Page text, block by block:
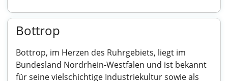
Bottrop
Bottrop, im Herzen des Ruhrgebiets, liegt im
Bundesland Nordrhein-Westfalen und ist bekannt
für seine vielschichtige Industriekultur sowie als